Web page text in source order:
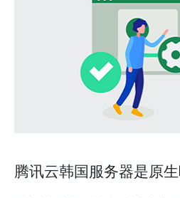
腾讯云韩国服务器是原